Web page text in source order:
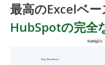
最高のExcelベー
HubSpotの完全